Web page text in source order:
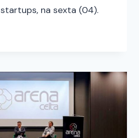
na sexta (04).